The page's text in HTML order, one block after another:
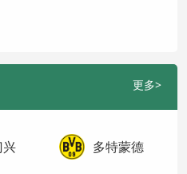
更多>
兴 多特蒙德